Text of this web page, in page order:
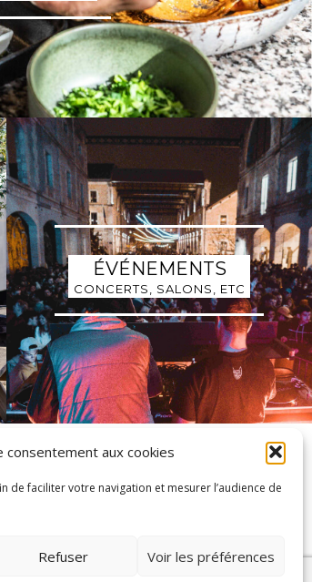
consentement aux cookies
de faciliter votre navigation et mesurer l’audience de
Refuser Voir les préférences
ÉVÉNEMENTS
CONCERTS, SALONS, ETC